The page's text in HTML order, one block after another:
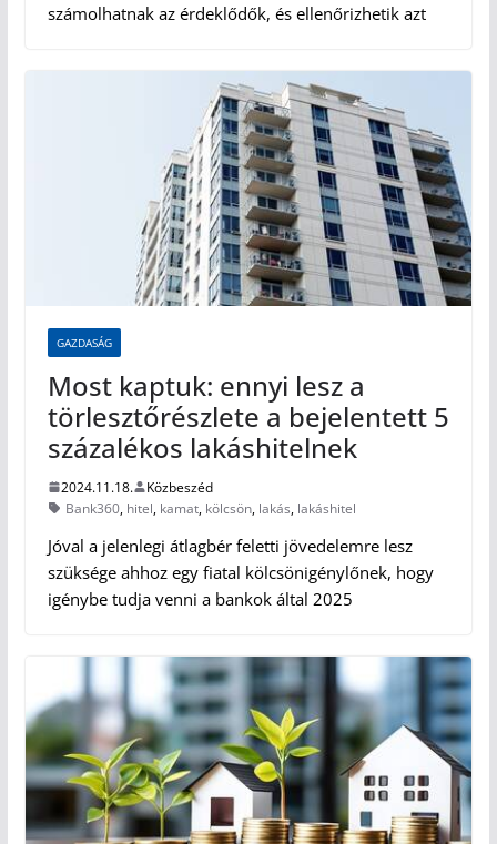
számolhatnak az érdeklődők, és ellenőrizhetik azt
GAZDASÁG
Most kaptuk: ennyi lesz a
törlesztőrészlete a bejelentett 5
százalékos lakáshitelnek
2024.11.18.
Közbeszéd
Bank360, hitel, kamat, kölcsön, lakás, lakáshitel
Jóval a jelenlegi átlagbér feletti jövedelemre lesz
szüksége ahhoz egy fiatal kölcsönigénylőnek, hogy
igénybe tudja venni a bankok által 2025